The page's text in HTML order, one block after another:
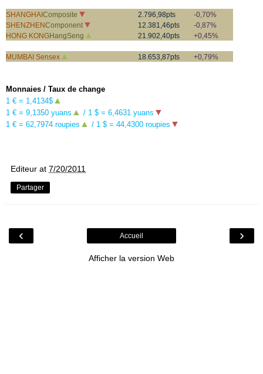
SHANGHAI Composite ▼ 2.796,98pts
-0,70%
SHENZHENComponent ▼ 12.381,46pts
-0,87%
HONG KONGHangSeng ▲ 21.902,40pts +0,45%
MUMBAI Sensex ▲ 18.653,87pts +0,79%
Monnaies / Taux de change
1 € = 1,4134$ ▲
1 € = 9,1350 yuans ▲ / 1 $ = 6,4631 yuans ▼
1 € = 62,7974 roupies ▲ / 1 $ = 44,4300 roupies ▼
Editeur at 7/20/2011
Partager
‹ ›
Accueil
Afficher la version Web